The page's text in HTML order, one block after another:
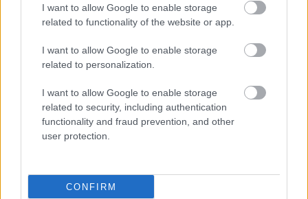
I want to allow Google to enable storage
related to functionality of the website or app.
I want to allow Google to enable storage
related to personalization.
I want to allow Google to enable storage
related to security, including authentication
functionality and fraud prevention, and other
user protection.
CONFIRM
Romance TV. A csatorna elsősorban romantikus
filmekre és sorozatokra épített, a kínálatban főleg
német és osztrák gyártású tévéfilmek, családi
történetek és kosztümös alkotások szerepeltek.
A Romance TV már korábban is több európai
országban sugárzott, ám Magyarországon nem
futott be különösebb karriert, a csatorna kicsivel
több mint két év után, 2018-ban szűnt meg.